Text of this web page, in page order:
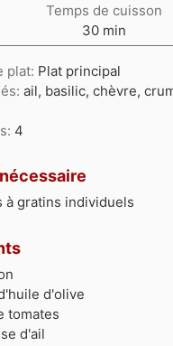
Temps de cuisson
30minutes
min
plat: Plat principal
ail, basilic, chèvre,
4
à gratins individuels
d'olive
tomates
d'ail